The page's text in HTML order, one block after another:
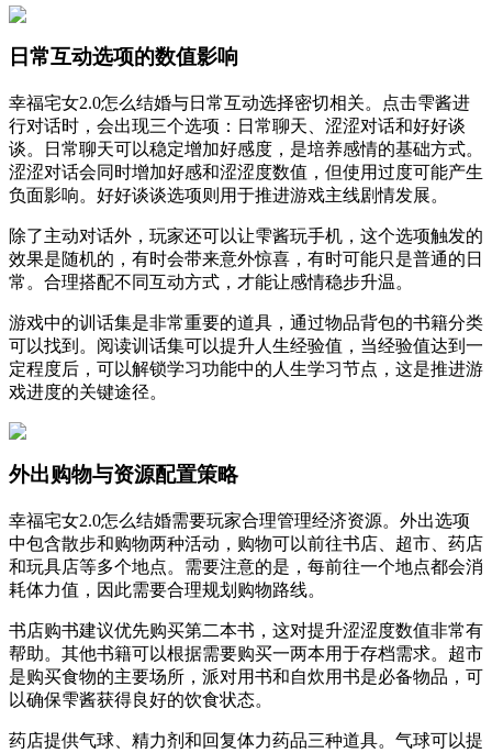
日常互动选项的数值影响
幸福宅女2.0怎么结婚与日常互动选择密切相关。点击雫酱进
行对话时，会出现三个选项：日常聊天、涩涩对话和好好谈
谈。日常聊天可以稳定增加好感度，是培养感情的基础方式。
涩涩对话会同时增加好感和涩涩度数值，但使用过度可能产生
负面影响。好好谈谈选项则用于推进游戏主线剧情发展。
除了主动对话外，玩家还可以让雫酱玩手机，这个选项触发的
效果是随机的，有时会带来意外惊喜，有时可能只是普通的日
常。合理搭配不同互动方式，才能让感情稳步升温。
游戏中的训话集是非常重要的道具，通过物品背包的书籍分类
可以找到。阅读训话集可以提升人生经验值，当经验值达到一
定程度后，可以解锁学习功能中的人生学习节点，这是推进游
戏进度的关键途径。
外出购物与资源配置策略
幸福宅女2.0怎么结婚需要玩家合理管理经济资源。外出选项
中包含散步和购物两种活动，购物可以前往书店、超市、药店
和玩具店等多个地点。需要注意的是，每前往一个地点都会消
耗体力值，因此需要合理规划购物路线。
书店购书建议优先购买第二本书，这对提升涩涩度数值非常有
帮助。其他书籍可以根据需要购买一两本用于存档需求。超市
是购买食物的主要场所，派对用书和自炊用书是必备物品，可
以确保雫酱获得良好的饮食状态。
药店提供气球、精力剂和回复体力药品三种道具。气球可以提